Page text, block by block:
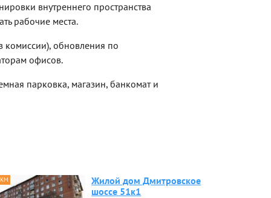
внутреннего пространства
рабочие места.
обновления по
офисов.
парковка, магазин, банкомат и
Жилой дом Дмитровское
шоссе 51к1